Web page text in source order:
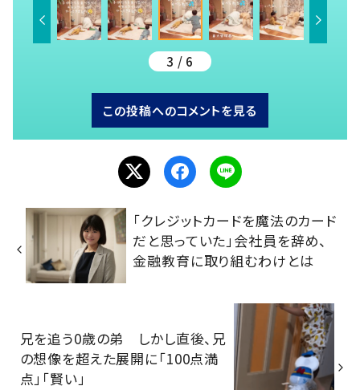
3 / 6
この投稿へのコメントを見る
「クレジットカードを魔法のカード
だと思っていた」会社員を辞め、
金融教育に取り組むわけとは
兄を追う0歳の弟 しかし直後、兄
の想像を超えた展開に「100点満
点」「賢い」